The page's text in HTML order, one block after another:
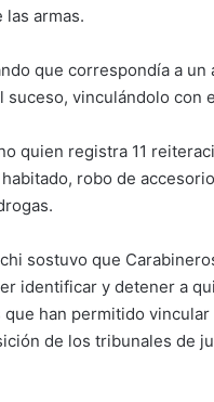
armas.
que correspondía a
vinculándolo con
quien registra 11
robo de
sostuvo que
identificar y detener a
han permitido
de los tribunales de